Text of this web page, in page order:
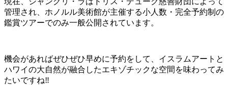
管理され、ホノルル美術館が主催する小人数・完全予約制の
鑑賞ツアーでのみ一般公開されています。
機会があればぜひぜひ早めに予約をして、イスラムアートと
ハワイの大自然が融合したエキゾチックな空間を味わってみ
たいですね‼️